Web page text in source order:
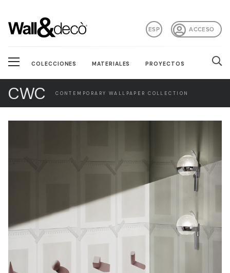
ACCESO
ESP
COLECCIONES MATERIALES PROYECTOS
CWC CONTEMPORARY WALLPAPER COLLECTION